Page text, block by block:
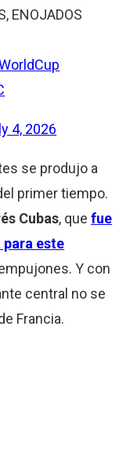
ENOJADOS
4, 2026
se produjo a
primer tiempo.
Cubas, quefue
para este
Y con
central no se
Francia.